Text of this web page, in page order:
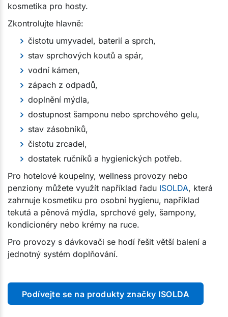
kosmetika pro hosty.
Zkontrolujte hlavně:
čistotu umyvadel, baterií a sprch,
stav sprchových koutů a spár,
vodní kámen,
zápach z odpadů,
doplnění mýdla,
dostupnost šamponu nebo sprchového gelu,
stav zásobníků,
čistotu zrcadel,
dostatek ručníků a hygienických potřeb.
Pro hotelové koupelny, wellness provozy nebo
penziony můžete využít například řadu ISOLDA, která
zahrnuje kosmetiku pro osobní hygienu, například
tekutá a pěnová mýdla, sprchové gely, šampony,
kondicionéry nebo krémy na ruce.
Pro provozy s dávkovači se hodí řešit větší balení a
jednotný systém doplňování.
Podívejte se na produkty značky ISOLDA